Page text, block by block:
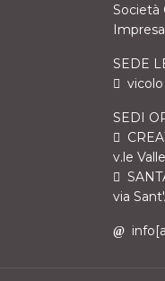
Società
SEDE
SEDI
v.le
via